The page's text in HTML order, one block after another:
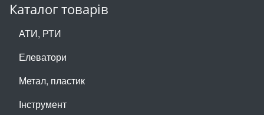
Каталог товарів
АТИ, РТИ
Елеватори
Метал, пластик
Інструмент